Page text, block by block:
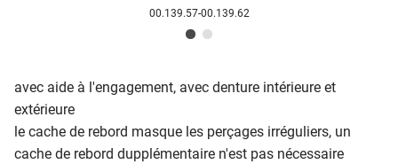
00.139.57-00.139.62
avec aide à l'engagement, avec denture intérieure et
extérieure
le cache de rebord masque les perçages irréguliers, un
cache de rebord dupplémentaire n'est pas nécessaire